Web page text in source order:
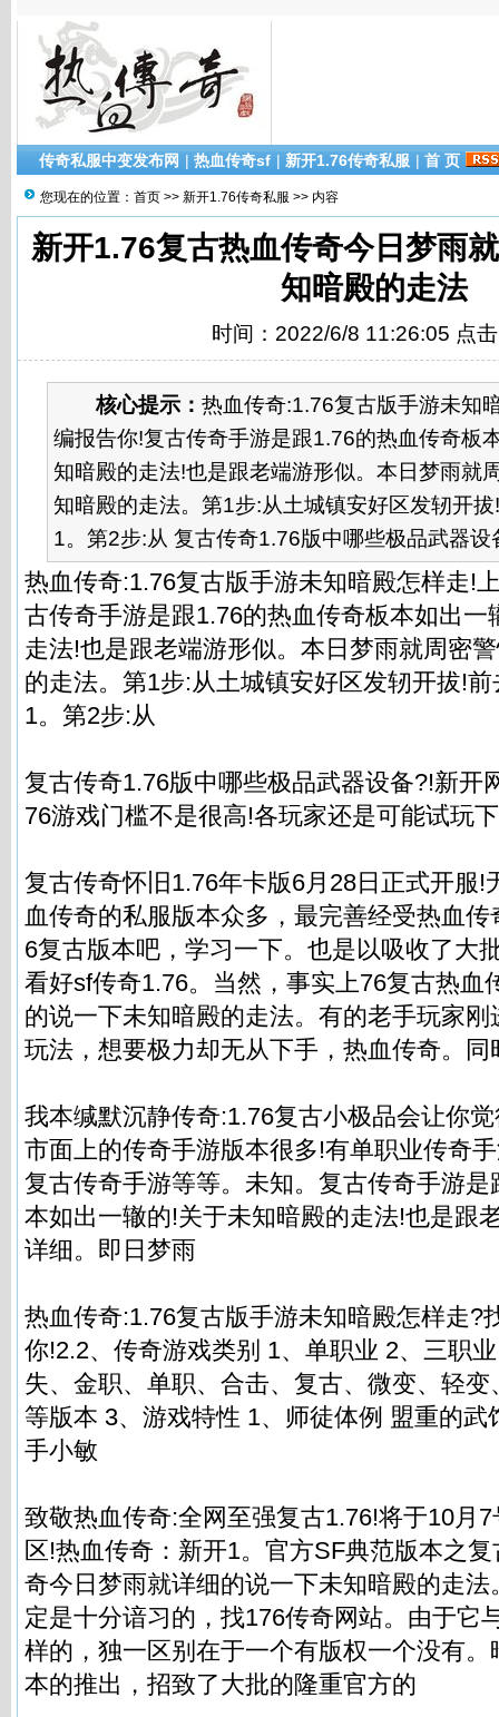
传奇私服中变发布网 | 热血传奇sf | 新开1.76传奇私服 | 首 页
您现在的位置： 首页 >> 新开1.76传奇私服 >> 内容
新开1.76复古热血传奇今日梦雨
知暗殿的走法
时间：2022/6/8 11:26:05 点
核心提示： 热血传奇:1.76复古版手游未知
编报告你!复古传奇手游是跟1.76的热血传奇板
知暗殿的走法!也是跟老端游形似。本日梦雨就
知暗殿的走法。第1步:从土城镇安好区发轫开
1。第2步:从 复古传奇1.76版中哪些极品武器设
热血传奇:1.76复古版手游未知暗殿怎样走!
古传奇手游是跟1.76的热血传奇板本如出一
走法!也是跟老端游形似。本日梦雨就周密
的走法。第1步:从土城镇安好区发轫开拔!
1。第2步:从
复古传奇1.76版中哪些极品武器设备?!新开
76游戏门槛不是很高!各玩家还是可能试玩
复古传奇怀旧1.76年卡版6月28日正式开服!
血传奇的私服版本众多，最完善经受热血
6复古版本吧，学习一下。也是以吸收了大
看好sf传奇1.76。当然，事实上76复古热血
的说一下未知暗殿的走法。有的老手玩家
玩法，想要极力却无从下手，热血传奇。同
我本缄默沉静传奇:1.76复古小极品会让你
市面上的传奇手游版本很多!有单职业传奇
复古传奇手游等等。未知。复古传奇手游
本如出一辙的!关于未知暗殿的走法!也是跟
详细。即日梦雨
热血传奇:1.76复古版手游未知暗殿怎样走?
你!2.2、传奇游戏类别 1、单职业 2、三职
失、金职、单职、合击、复古、微变、轻
等版本 3、游戏特性 1、师徒体例 盟重的武
手小敏
致敬热血传奇:全网至强复古1.76!将于10月
区!热血传奇：新开1。官方SF典范版本之
奇今日梦雨就详细的说一下未知暗殿的走
定是十分谙习的，找176传奇网站。由于它
样的，独一区别在于一个有版权一个没有
本的推出，招致了大批的隆重官方的